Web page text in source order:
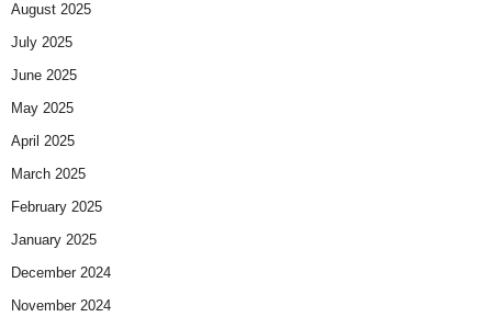
August 2025
July 2025
June 2025
May 2025
April 2025
March 2025
February 2025
January 2025
December 2024
November 2024